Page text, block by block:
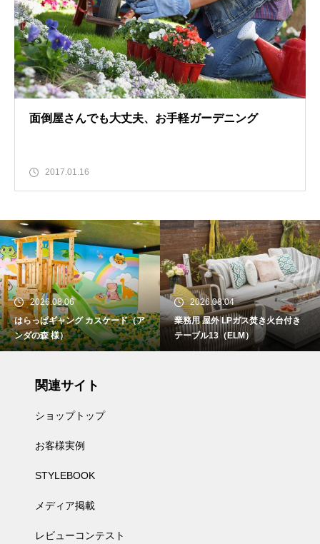
面倒屋さんでも大丈夫、お手軽ガーデニング
2017.01.16
2026.08.06
はらっぱギャング カスケード（ア
ンダの森 様）
2026.08.04
業務用 屋外 LPガス焚き火台付き
テーブル13（ELM）
関連サイト
ショップトップ
お客様実例
STYLEBOOK
メディア掲載
レビューコンテスト